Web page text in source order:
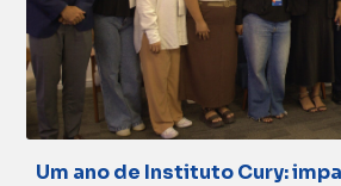
Um ano de Instituto Cury: